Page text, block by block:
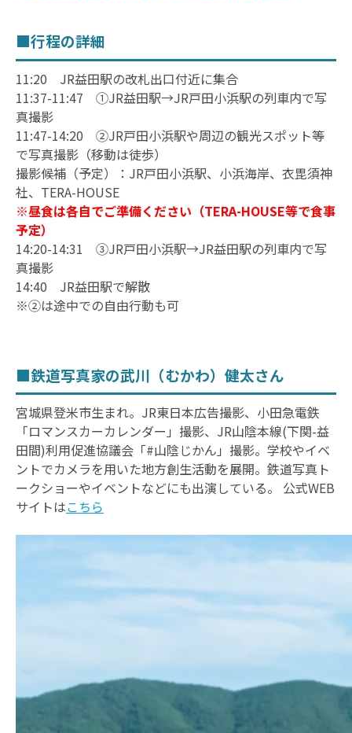
■行程の詳細
11:20 JR益田駅の改札出口付近に集合
11:37-11:47 ①JR益田駅→JR戸田小浜駅の列車内で写
真撮影
11:47-14:20 ②JR戸田小浜駅や周辺の観光スポット等
で写真撮影（移動は徒歩）
撮影候補（予定）：JR戸田小浜駅、小浜海岸、衣毘須神
社、TERA-HOUSE
※昼食は各自でご準備ください（TERA-HOUSE等で食事
予定）
14:20-14:31 ③JR戸田小浜駅→JR益田駅の列車内で写
真撮影
14:40 JR益田駅で解散
※②は途中での自由行動も可
■鉄道写真家の武川（むかわ）健太さん
宮城県登米市生まれ。JR東日本広告撮影、小田急電鉄
「ロマンスカーカレンダー」撮影、JR山陰本線(下関-益
田間)利用促進協議会「#山陰じかん」撮影。学校やイベ
ントでカメラを用いた地方創生活動を展開。鉄道写真ト
ークショーやイベントなどにも出演している。 公式WEB
サイトはこちら